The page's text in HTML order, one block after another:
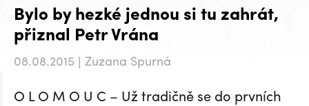
Bylo by hezké jednou si tu zahrát,
přiznal Petr Vrána
08.08.2015 | Zuzana Spurná
O L O M O U C – Už tradičně se do prvních